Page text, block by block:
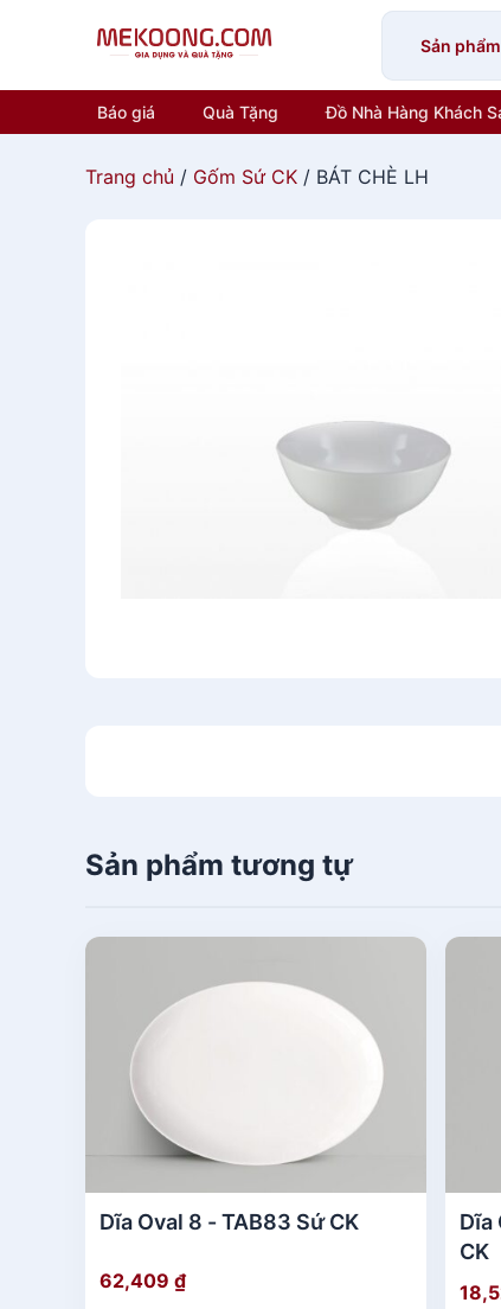
Sản phẩm
Báo giá Quà Tặng Đồ Nhà Hàng Khách
Trang chủ / Gốm Sứ CK / BÁT CHÈ LH
Sản phẩm tương tự
Dĩa Oval 8 - TAB83 Sứ CK
62,409 ₫
Dĩa
CK